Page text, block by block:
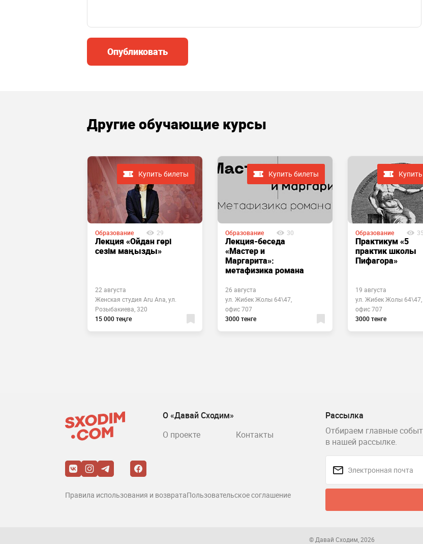
Опубликовать
Другие обучающие курсы
Купить билеты
Образование 29
Лекция «Ойдан гөрі
сезім маңызды»
22 августа
Женская студия Aru Ana, ул.
Розыбакиева, 320
15 000 теңге
Купить билеты
Образование 30
Лекция-беседа
«Мастер и
Маргарита»:
метафизика романа
26 августа
ул. Жибек Жолы 64\47,
офис 707
3000 тенге
Образование 35
Практикум «5
практик школы
Пифагора»
19 августа
ул. Жибек Жолы 64\47,
офис 707
3000 тенге
Рассылка
Отбираем главные
в нашей рассылке.
О «Давай Сходим»
О проекте
Контакты
Правила использования и возвратаПользовательское соглашение
© Давай Сходим, 2026